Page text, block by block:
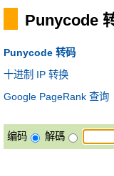
Punycode
Punycode 转码
十进制 IP 转换
Google PageRank 查询
编码 解碼